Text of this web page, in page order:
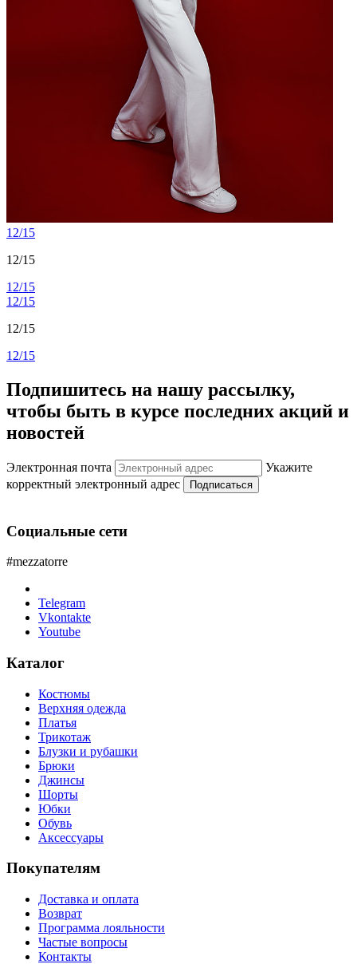
12/15
12/15
12/15
12/15
12/15
12/15
Подпишитесь на нашу рассылку,
чтобы быть в курсе последних акций и
новостей
Электронная почта
Укажите
корректный электронный адрес
Подписаться
Социальные сети
#mezzatorre
Telegram
Vkontakte
Youtube
Каталог
Костюмы
Верхняя одежда
Платья
Трикотаж
Блузки и рубашки
Брюки
Джинсы
Шорты
Юбки
Обувь
Аксессуары
Покупателям
Доставка и оплата
Возврат
Программа лояльности
Частые вопросы
Контакты